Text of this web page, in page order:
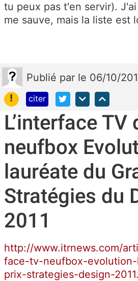
tu peux pas t'en servir).
me sauve, mais la liste est
Publié par le 06/10/
!
citer
L’interface TV
neufbox
lauréate du
Stratégies du
2011
http://www.itrnews.com/
face-tv-neufbox-
prix-strategies-design-